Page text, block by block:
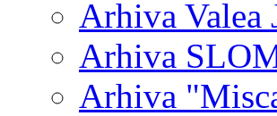
Arhiva Valea
Arhiva
Arhiva